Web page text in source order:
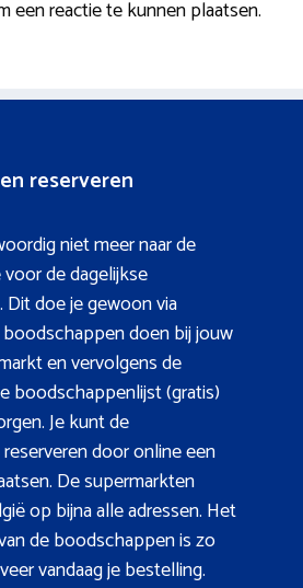
een reactie te kunnen plaatsen.
reserveren
niet meer naar de
de dagelijkse
doe je gewoon via
doen bij jouw
en vervolgens de
boodschappenlijst (gratis)
Je kunt de
door online een
De supermarkten
op bijna alle adressen. Het
de boodschappen is zo
vandaag je bestelling.